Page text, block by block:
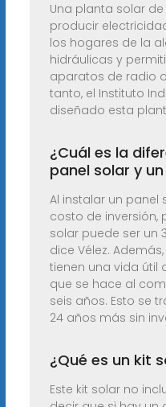
Una planta solar
producir
los hogares de la
hidráulicas y
aparatos de radio
tanto, el Instituto
diseñado esta
¿Cuál es la
panel solar y
Al instalar un panel
costo de inversión,
solar puede ser un
dice Vélez.
tienen una vida útil
que se hace al
seis años. Esto se
24 años más sin
¿Qué es un kit
Este kit solar no